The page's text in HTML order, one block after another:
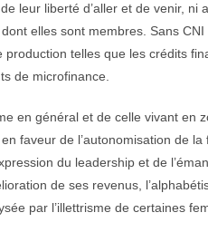
leur liberté d’aller et de venir,
elles sont membres. Sans
telles que les crédits
de microfinance.
en général et de celle vivant
faveur de l’autonomisation de
du leadership et de
de ses revenus,
par l’illettrisme de certaines